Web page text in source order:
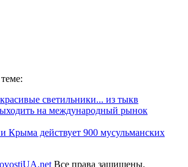
светильники... из тыкв
на международный рынок
Крыма действует 900 мусульманских
Все права защищены.